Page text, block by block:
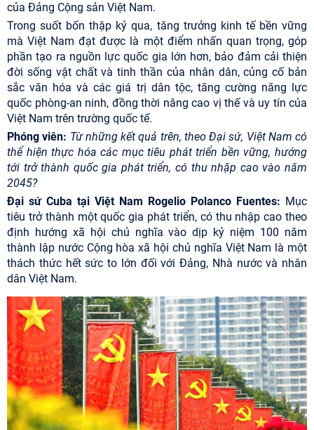
của Đảng Cộng sản Việt Nam.
Trong suốt bốn thập kỷ qua, tăng trưởng kinh tế bền vững
mà Việt Nam đạt được là một điểm nhấn quan trọng, góp
phần tạo ra nguồn lực quốc gia lớn hơn, bảo đảm cải thiện
đời sống vật chất và tinh thần của nhân dân, củng cố bản
sắc văn hóa và các giá trị dân tộc, tăng cường năng lực
quốc phòng-an ninh, đồng thời nâng cao vị thế và uy tín của
Việt Nam trên trường quốc tế.
Phóng viên: Từ những kết quả trên, theo Đại sứ, Việt Nam có
thể hiện thực hóa các mục tiêu phát triển bền vững, hướng
tới trở thành quốc gia phát triển, có thu nhập cao vào năm
2045?
Đại sứ Cuba tại Việt Nam Rogelio Polanco Fuentes: Mục
tiêu trở thành một quốc gia phát triển, có thu nhập cao theo
định hướng xã hội chủ nghĩa vào dịp kỷ niệm 100 năm
thành lập nước Cộng hòa xã hội chủ nghĩa Việt Nam là một
thách thức hết sức to lớn đối với Đảng, Nhà nước và nhân
dân Việt Nam.